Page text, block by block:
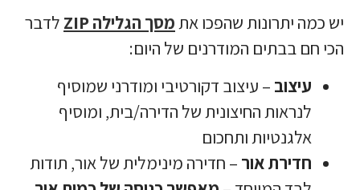
יש כמה יתרונות שהפכו אתמסך הגלילה ZIP
לדבר
הכי חם בבתים המודרנים של היום:
עיצוב – עיצוב דקורטיבי ומודרני שמוסיף
לנראות החיצונית של הדירה/בית, ומוסיף
אלגנטיות ותחכום
חדירת אור – חדירה מינימלית של אור, תודות